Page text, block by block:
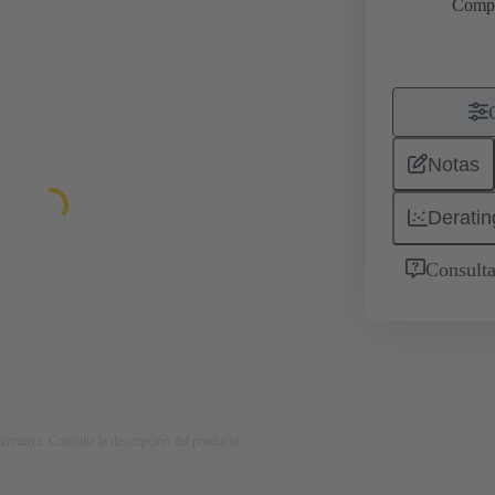
Notas